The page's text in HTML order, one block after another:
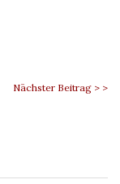
Nächster Beitrag > >